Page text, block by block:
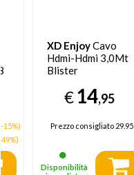
15%)
XD EnjoyCavo
Hdmi-Hdmi 3,0Mt
Blister
€14,95
Prezzo consigliato29.95
Disponibilità